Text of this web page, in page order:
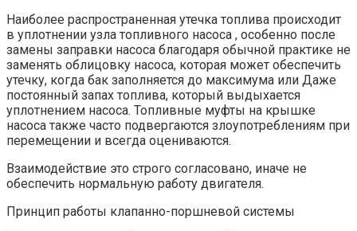
Наиболее распространенная утечка топлива происходит
в уплотнении узла топливного насоса , особенно после
замены заправки насоса благодаря обычной практике не
заменять облицовку насоса, которая может обеспечить
утечку, когда бак заполняется до максимума или Даже
постоянный запах топлива, который выдыхается
уплотнением насоса. Топливные муфты на крышке
насоса также часто подвергаются злоупотреблениям при
перемещении и всегда оцениваются.
Взаимодействие это строго согласовано, иначе не
обеспечить нормальную работу двигателя.
Принцип работы клапанно-поршневой системы